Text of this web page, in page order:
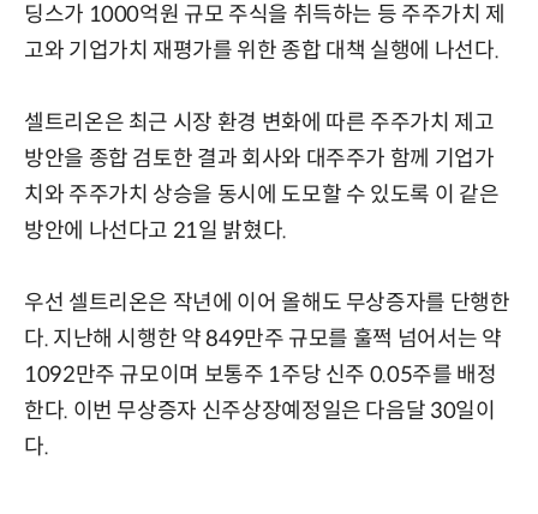
딩스가 1000억원 규모 주식을 취득하는 등 주주가치 제
고와 기업가치 재평가를 위한 종합 대책 실행에 나선다.
셀트리온은 최근 시장 환경 변화에 따른 주주가치 제고
방안을 종합 검토한 결과 회사와 대주주가 함께 기업가
치와 주주가치 상승을 동시에 도모할 수 있도록 이 같은
방안에 나선다고 21일 밝혔다.
우선 셀트리온은 작년에 이어 올해도 무상증자를 단행한
다. 지난해 시행한 약 849만주 규모를 훌쩍 넘어서는 약
1092만주 규모이며 보통주 1주당 신주 0.05주를 배정
한다. 이번 무상증자 신주상장예정일은 다음달 30일이
다.